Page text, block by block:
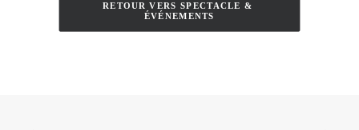
RETOUR VERS SPECTACLE &
ÉVÉNEMENTS